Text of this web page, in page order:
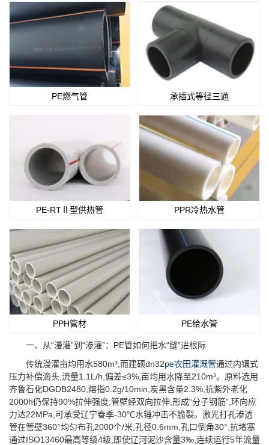
PE燃气管 承插式等径三通
PE-RTⅡ型供热管 PPR冷热水管
PPH管材 PE给水管
一、从“漫灌”到“渗灌”：PE管如何把水“缝”进根际
传统漫灌亩均用水580m³,而建硕dn32pe农田灌溉管通过内镶式
压力补偿滴头,流量1.1L/h,偏差≤3%,亩均用水降至210m³。原料选用
齐鲁石化DGDB2480,熔指0.2g/10min,炭黑含量2.3%,抗紫外老化
2000h仍保持90%拉伸强度;管壁经双向拉伸,形成“分子钢筋”,环向应
力达22MPa,可承受辽宁春季-30℃水锤冲击不脆裂。激光打孔渗透
管在管壁360°均匀布孔2000个/米,孔径0.6mm,孔口倒角30°,抗堵塞
通过ISO13460最高等级4级,即使辽河泥沙含量3‰,连续运行5年流量